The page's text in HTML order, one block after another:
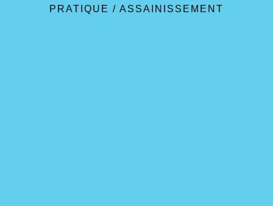
PRATIQUE / ASSAINISSEMENT